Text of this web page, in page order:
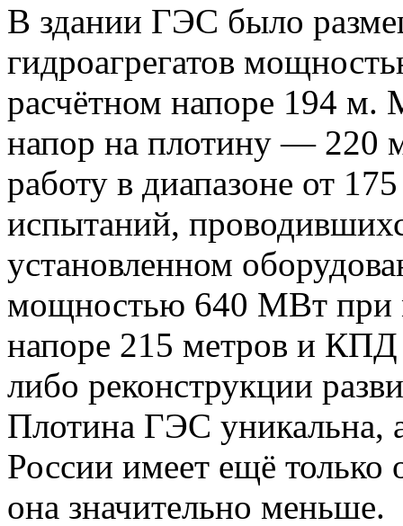
В здании ГЭС было
гидроагрегатов
расчётном напоре 194 м.
напор на плотину — 220
работу в диапазоне от
испытаний,
установленном
мощностью 640 МВт при
напоре 215 метров и
либо реконструкции
Плотина ГЭС уникальна,
России имеет ещё
она значительно меньше.